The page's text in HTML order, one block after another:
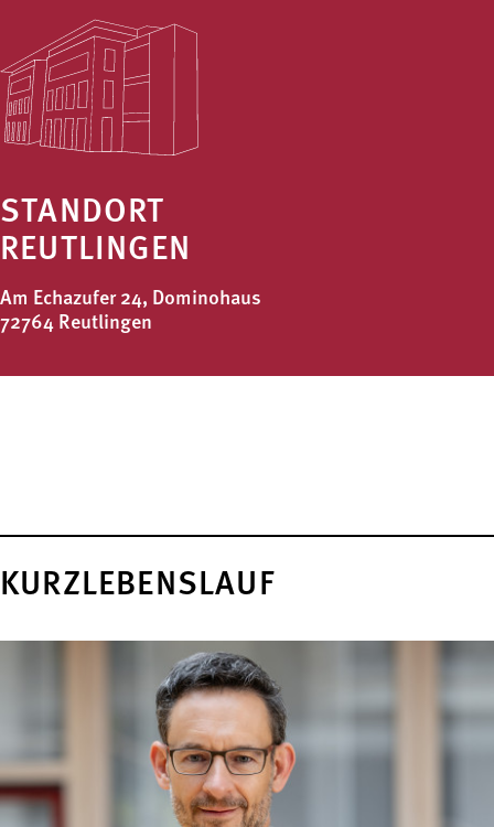
STANDORT
REUTLINGEN
Am Echazufer 24, Dominohaus
72764 Reutlingen
KURZLEBENSLAUF